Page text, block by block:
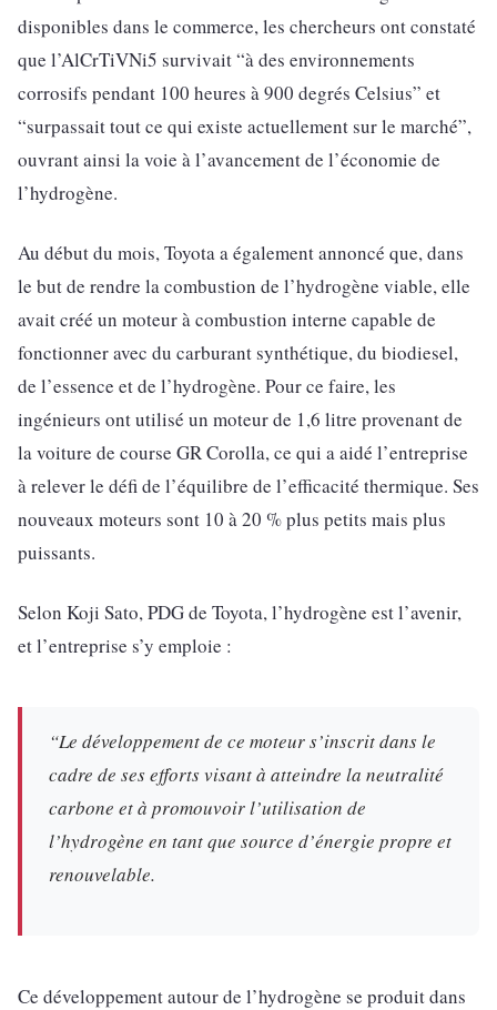
disponibles dans le commerce, les chercheurs ont constaté
que l’AlCrTiVNi5 survivait “à des environnements
corrosifs pendant 100 heures à 900 degrés Celsius” et
“surpassait tout ce qui existe actuellement sur le marché”,
ouvrant ainsi la voie à l’avancement de l’économie de
l’hydrogène.
Au début du mois, Toyota a également annoncé que, dans
le but de rendre la combustion de l’hydrogène viable, elle
avait créé un moteur à combustion interne capable de
fonctionner avec du carburant synthétique, du biodiesel,
de l’essence et de l’hydrogène. Pour ce faire, les
ingénieurs ont utilisé un moteur de 1,6 litre provenant de
la voiture de course GR Corolla, ce qui a aidé l’entreprise
à relever le défi de l’équilibre de l’efficacité thermique. Ses
nouveaux moteurs sont 10 à 20 % plus petits mais plus
puissants.
Selon Koji Sato, PDG de Toyota, l’hydrogène est l’avenir,
et l’entreprise s’y emploie :
“Le développement de ce moteur s’inscrit dans le
cadre de ses efforts visant à atteindre la neutralité
carbone et à promouvoir l’utilisation de
l’hydrogène en tant que source d’énergie propre et
renouvelable.
Ce développement autour de l’hydrogène se produit dans